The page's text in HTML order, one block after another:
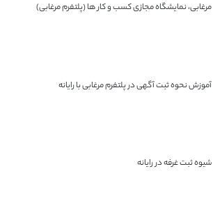
مرغابی، نمایشگاه مجازی کسب و کار ها (پلتفرم مرغابی)
آموزش نحوه ثبت آگهی در پلتفرم مرغابی با رایانه
شیوه ثبت غرفه در رایانه